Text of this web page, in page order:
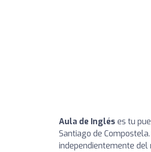
Aula de Inglés es tu
Santiago de
independientemente del